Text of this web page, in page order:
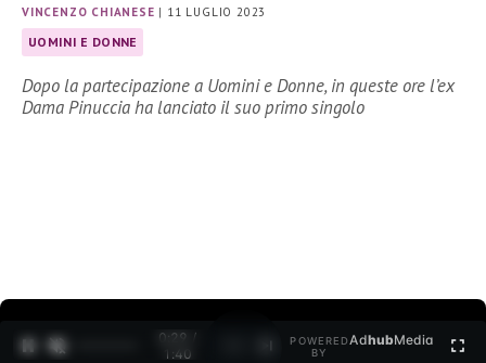
VINCENZO CHIANESE | 11 LUGLIO 2023
UOMINI E DONNE
Dopo la partecipazione a Uomini e Donne, in queste ore l’ex
Dama Pinuccia ha lanciato il suo primo singolo
0:30 /
1:40
POWERED
BY
AdhubMedia